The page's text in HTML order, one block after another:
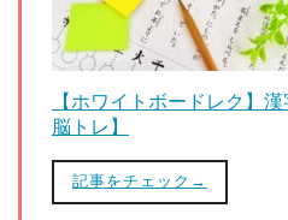
【ホワイトボードレク】
脳トレ】
記事をチェック→